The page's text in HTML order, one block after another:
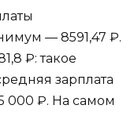
— 8591,47 ₽.
₽: такое
зарплата
000 ₽. На самом